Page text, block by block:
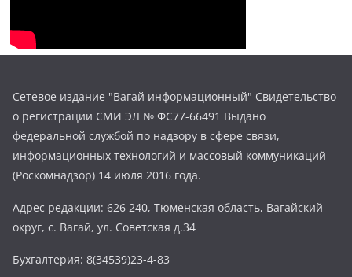
Сетевое издание "Вагай информационный" Свидетельство
о регистрации СМИ ЭЛ № ФС77-66491 Выдано
федеральной службой по надзору в сфере связи,
информационных технологий и массовый коммуникаций
(Роскомнадзор) 14 июля 2016 года.
Адрес редакции: 626 240, Тюменская область, Вагайский
округ, с. Вагай, ул. Советская д.34
Бухгалтерия: 8(34539)23-4-83